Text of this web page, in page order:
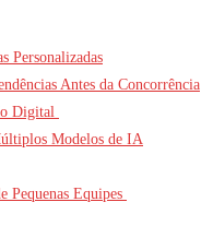
Personalizadas
Antes da Concorrência
Digital
Modelos de IA
Pequenas Equipes